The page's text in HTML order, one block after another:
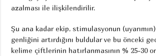
azalması ile ilişkilendirilir.
Şu ana kadar ekip, stimulasyonun
genliğini artırdığını buldular ve bu önceki
kelime çiftlerinin hatırlanmasının % 25-30